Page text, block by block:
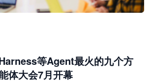
等Agent最火的九个方
体大会7月开幕